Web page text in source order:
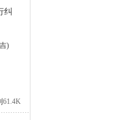
纠
)
61.4K